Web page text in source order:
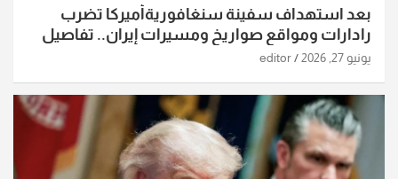
بعد استهداف سفينة سنغافوريةأميركا تضرب
رادارات ومواقع صواريخ ومسيرات إيران.. تفاصيل
الساعات الماضية
يونيو 27, 2026 editor